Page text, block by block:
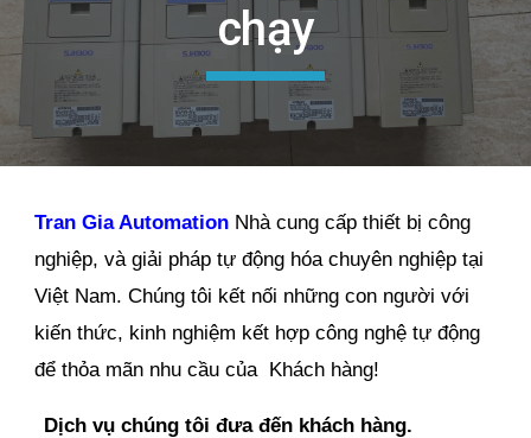
chạy
Tran Gia Automation Nhà cung cấp thiết bị công
nghiệp, và giải pháp tự động hóa chuyên nghiệp tại
Việt Nam. Chúng tôi kết nối những con người với
kiến thức, kinh nghiệm kết hợp công nghệ tự động
để thỏa mãn nhu cầu của Khách hàng!
Dịch vụ chúng tôi đưa đến khách hàng.